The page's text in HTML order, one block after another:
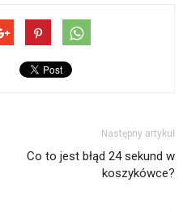
Następny artykuł
Co to jest błąd 24 sekund w
koszykówce?